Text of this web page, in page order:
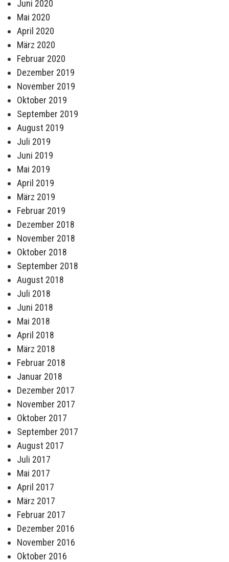
Juni 2020
Mai 2020
April 2020
März 2020
Februar 2020
Dezember 2019
November 2019
Oktober 2019
September 2019
August 2019
Juli 2019
Juni 2019
Mai 2019
April 2019
März 2019
Februar 2019
Dezember 2018
November 2018
Oktober 2018
September 2018
August 2018
Juli 2018
Juni 2018
Mai 2018
April 2018
März 2018
Februar 2018
Januar 2018
Dezember 2017
November 2017
Oktober 2017
September 2017
August 2017
Juli 2017
Mai 2017
April 2017
März 2017
Februar 2017
Dezember 2016
November 2016
Oktober 2016